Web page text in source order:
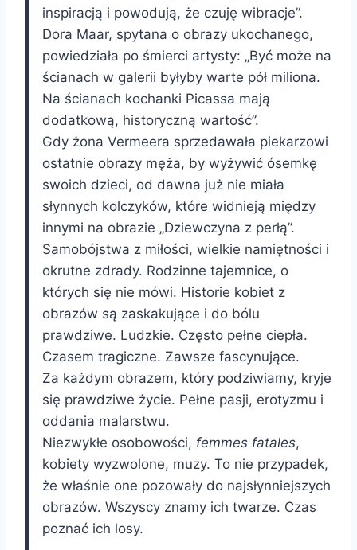
inspiracją i powodują, że czuję wibracje”.
Dora Maar, spytana o obrazy ukochanego,
powiedziała po śmierci artysty: „Być może na
ścianach w galerii byłyby warte pół miliona.
Na ścianach kochanki Picassa mają
dodatkową, historyczną wartość”.
Gdy żona Vermeera sprzedawała piekarzowi
ostatnie obrazy męża, by wyżywić ósemkę
swoich dzieci, od dawna już nie miała
słynnych kolczyków, które widnieją między
innymi na obrazie „Dziewczyna z perłą”.
Samobójstwa z miłości, wielkie namiętności i
okrutne zdrady. Rodzinne tajemnice, o
których się nie mówi. Historie kobiet z
obrazów są zaskakujące i do bólu
prawdziwe. Ludzkie. Często pełne ciepła.
Czasem tragiczne. Zawsze fascynujące.
Za każdym obrazem, który podziwiamy, kryje
się prawdziwe życie. Pełne pasji, erotyzmu i
oddania malarstwu.
Niezwykłe osobowości, femmes fatales,
kobiety wyzwolone, muzy. To nie przypadek,
że właśnie one pozowały do najsłynniejszych
obrazów. Wszyscy znamy ich twarze. Czas
poznać ich losy.